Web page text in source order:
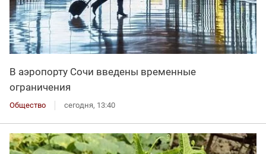
В аэропорту Сочи введены временные
ограничения
Общество сегодня, 13:40